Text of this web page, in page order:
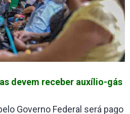
devem receber auxílio-gás
Governo Federal será pago